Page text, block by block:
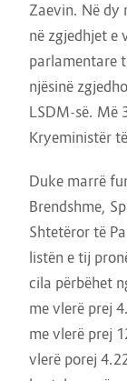
Zaevin. Në dy
në zgjedhjet e
parlamentare
njësinë
LSDM-së. Më
Kryeministër
Duke marrë
Brendshme,
Shtetëror të
listën e tij
cila përbëhet
me vlerë prej
me vlerë prej
vlerë porej